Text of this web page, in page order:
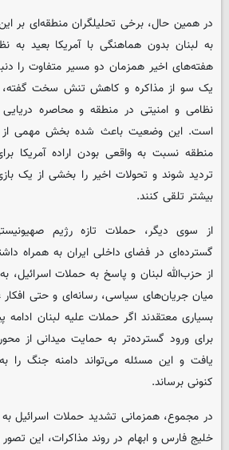
در همین حال، برخی تحلیلگران منطقه‌ای بر
به لبنان بدون هماهنگی با آمریکا بعید
هفته‌های اخیر همزمان دو مسیر متفاوت را
یک سو از مذاکره و کاهش تنش سخت گفته،
نظامی و امنیتی در منطقه و محاصره
است. این وضعیت باعث شده بخش مهمی از
منطقه نسبت به واقعی بودن اراده آمریکا
تردید شوند و تحولات اخیر را بخشی از یک
بیشتر تلقی کنند.
از سوی دیگر، حملات تازه رژیم
گسترده‌ای در فضای داخلی ایران به همراه
از حزب‌الله لبنان و پاسخ به حملات اسرائیل،
میان جریان‌های سیاسی، رسانه‌ای و حتی
بسیاری معتقدند اگر حملات علیه لبنان ادامه
برای ورود گسترده‌تر به حمایت میدانی از
یافت و این مسئله می‌تواند دامنه جنگ را
کنونی برساند.
در مجموع، همزمانی تشدید حملات اسرائیل
خلیج فارس و ابهام در روند مذاکرات، این